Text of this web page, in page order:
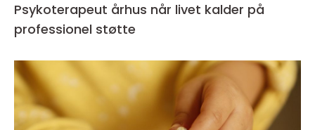
Psykoterapeut århus når livet kalder på
professionel støtte